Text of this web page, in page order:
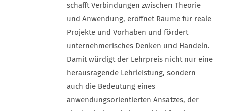
schafft Verbindungen zwischen Theorie
und Anwendung, eröffnet Räume für reale
Projekte und Vorhaben und fördert
unternehmerisches Denken und Handeln.
Damit würdigt der Lehrpreis nicht nur eine
herausragende Lehrleistung, sondern
auch die Bedeutung eines
anwendungsorientierten Ansatzes, der